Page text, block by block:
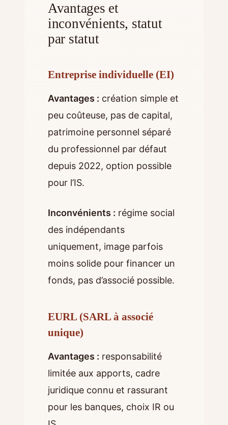
Avantages et
inconvénients, statut
par statut
Entreprise individuelle (EI)
Avantages : création simple et
peu coûteuse, pas de capital,
patrimoine personnel séparé
du professionnel par défaut
depuis 2022, option possible
pour l’IS.
Inconvénients : régime social
des indépendants
uniquement, image parfois
moins solide pour financer un
fonds, pas d’associé possible.
EURL (SARL à associé
unique)
Avantages : responsabilité
limitée aux apports, cadre
juridique connu et rassurant
pour les banques, choix IR ou